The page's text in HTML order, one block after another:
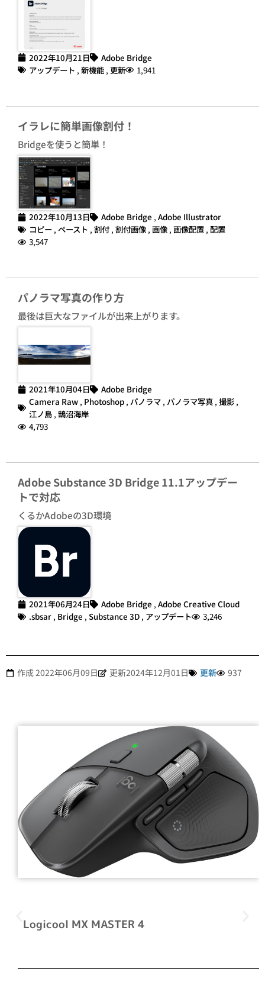
2022年10月21日
Adobe Bridge
アップデート , 新機能 , 更新 1,941
イラレに簡単画像割付！
Bridgeを使うと簡単！
2022年10月13日 Adobe Bridge , Adobe Illustrator
コピー , ペースト , 割付 , 割付画像 , 画像 , 画像配置 , 配置
3,547
パノラマ写真の作り方
最後は巨大なファイルが出来上がります。
2021年10月04日
Adobe Bridge
Camera Raw , Photoshop , パノラマ , パノラマ写真 , 撮影 ,
江ノ島 , 鵠沼海岸
4,793
Adobe Substance 3D Bridge 11.1アップデー
トで対応
くるかAdobeの3D環境
2021年06月24日 Adobe Bridge , Adobe Creative Cloud
.sbsar , Bridge , Substance 3D , アップデート 3,246
作成2022年06月09日 更新2024年12月01日 更新 937
Logicool MX MASTER 4